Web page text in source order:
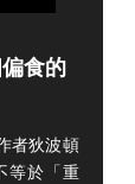
食的
者狄波頓
等於「重